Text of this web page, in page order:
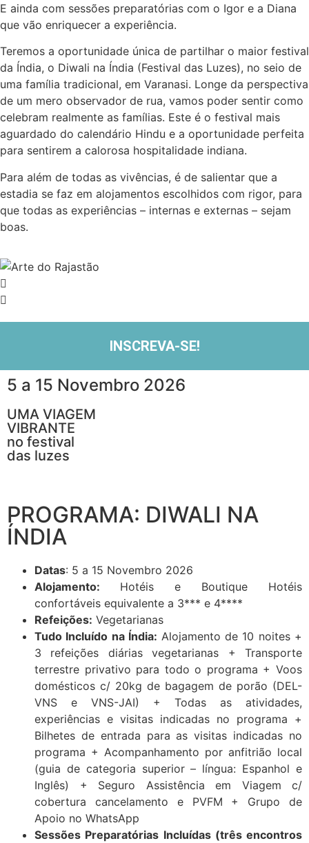
E ainda com sessões preparatórias com o Igor e a Diana
que vão enriquecer a experiência.
Teremos a oportunidade única de partilhar o maior festival
da Índia, o Diwali na Índia (Festival das Luzes), no seio de
uma família tradicional, em Varanasi. Longe da perspectiva
de um mero observador de rua, vamos poder sentir como
celebram realmente as famílias. Este é o festival mais
aguardado do calendário Hindu e a oportunidade perfeita
para sentirem a calorosa hospitalidade indiana.
Para além de todas as vivências, é de salientar que a
estadia se faz em alojamentos escolhidos com rigor, para
que todas as experiências – internas e externas – sejam
boas.
INSCREVA-SE!
5 a 15 Novembro 2026
UMA VIAGEM
VIBRANTE
no festival
das luzes
PROGRAMA: DIWALI NA
ÍNDIA
Datas: 5 a 15 Novembro 2026
Alojamento: Hotéis e Boutique Hotéis
confortáveis equivalente a 3*** e 4****
Refeições: Vegetarianas
Tudo Incluído na Índia: Alojamento de 10 noites +
3 refeições diárias vegetarianas + Transporte
terrestre privativo para todo o programa + Voos
domésticos c/ 20kg de bagagem de porão (DEL-
VNS e VNS-JAI) + Todas as atividades,
experiências e visitas indicadas no programa +
Bilhetes de entrada para as visitas indicadas no
programa + Acompanhamento por anfitrião local
(guia de categoria superior – língua: Espanhol e
Inglês) + Seguro Assistência em Viagem c/
cobertura cancelamento e PVFM + Grupo de
Apoio no WhatsApp
Sessões Preparatórias Incluídas (três encontros